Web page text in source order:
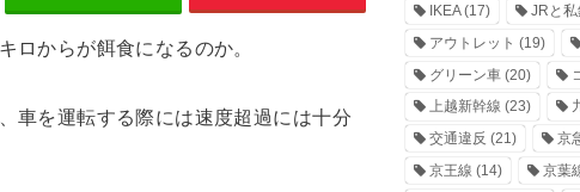
ロからが餌食になるのか。
車を運転する際には速度超過には十分
IKEA(17) JRと私
アウトレット (19)
グリーン車 (20)
上越新幹線 (23)
交通違反 (21) 京
京王線 (14) 京葉